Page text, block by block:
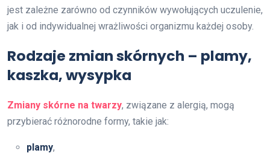
jest zależne zarówno od czynników wywołujących uczulenie,
jak i od indywidualnej wrażliwości organizmu każdej osoby.
Rodzaje zmian skórnych – plamy,
kaszka, wysypka
Zmiany skórne na twarzy, związane z alergią, mogą
przybierać różnorodne formy, takie jak:
plamy,